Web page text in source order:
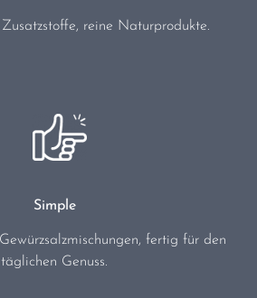
reine Naturprodukte.
Simple
fertig für den
täglichen Genuss.